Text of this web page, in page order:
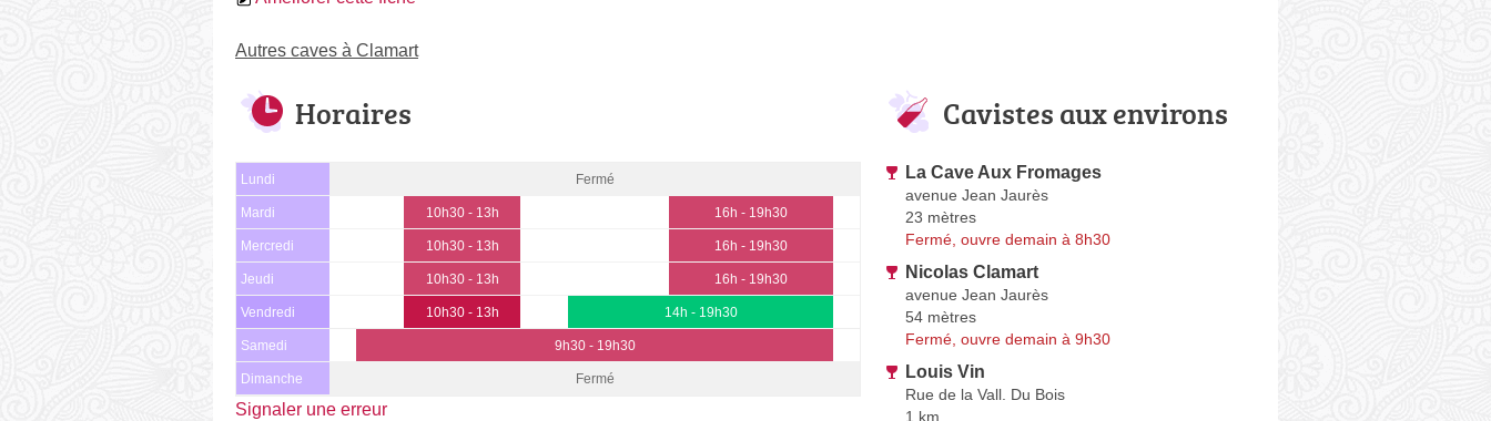
Autres caves à Clamart
Horaires
Lundi Fermé
Mardi 10h30 - 13h 16h - 19h30
Mercredi 10h30 - 13h 16h - 19h30
Jeudi 10h30 - 13h 16h - 19h30
Vendredi 10h30 - 13h 14h - 19h30
Samedi 9h30 - 19h30
Dimanche Fermé
Signaler une erreur
Cavistes aux environs
La Cave Aux Fromages
avenue Jean Jaurès
23 mètres
Fermé, ouvre demain à 8h30
Nicolas Clamart
avenue Jean Jaurès
54 mètres
Fermé, ouvre demain à 9h30
Louis Vin
Rue de la Vall. Du Bois
1 km